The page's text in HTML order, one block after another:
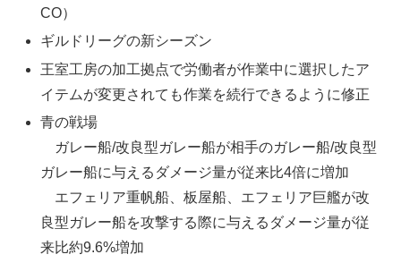
CO）
ギルドリーグの新シーズン
王室工房の加工拠点で労働者が作業中に選択したア
イテムが変更されても作業を続行できるように修正
青の戦場
ガレー船/改良型ガレー船が相手のガレー船/改良型
ガレー船に与えるダメージ量が従来比4倍に増加
エフェリア重帆船、板屋船、エフェリア巨艦が改
良型ガレー船を攻撃する際に与えるダメージ量が従
来比約9.6%増加